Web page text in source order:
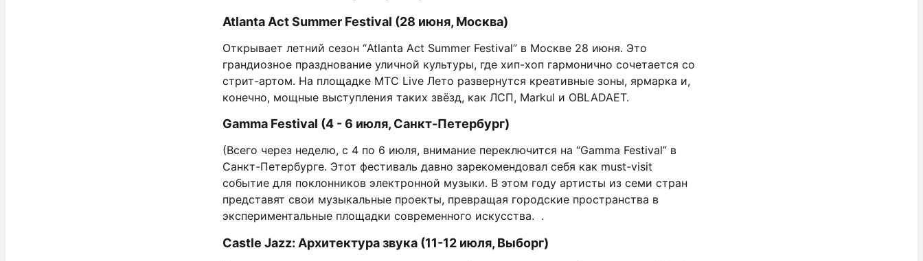
Atlanta Act Summer Festival (28 июня, Москва)
Открывает летний сезон “Atlanta Act Summer Festival” в Москве 28 июня. Это
грандиозное празднование уличной культуры, где хип-хоп гармонично сочетается со
стрит-артом. На площадке МТС Live Лето развернутся креативные зоны, ярмарка и,
конечно, мощные выступления таких звёзд, как ЛСП, Markul и OBLADAET.
Gamma Festival (4 - 6 июля, Санкт-Петербург)
(Всего через неделю, с 4 по 6 июля, внимание переключится на “Gamma Festival” в
Санкт-Петербурге. Этот фестиваль давно зарекомендовал себя как must-visit
событие для поклонников электронной музыки. В этом году артисты из семи стран
представят свои музыкальные проекты, превращая городские пространства в
экспериментальные площадки современного искусства. .
Castle Jazz: Архитектура звука (11-12 июля, Выборг)